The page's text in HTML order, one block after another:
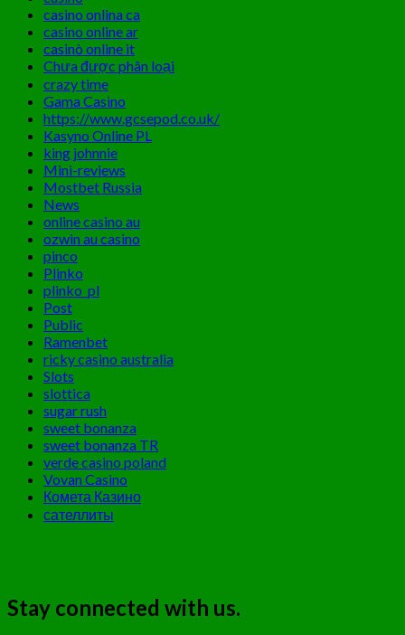
casino onlina ca
casino online ar
casinò online it
Chưa được phân loại
crazy time
Gama Casino
https://www.gcsepod.co.uk/
Kasyno Online PL
king johnnie
Mini-reviews
Mostbet Russia
News
online casino au
ozwin au casino
pinco
Plinko
plinko_pl
Post
Public
Ramenbet
ricky casino australia
Slots
slottica
sugar rush
sweet bonanza
sweet bonanza TR
verde casino poland
Vovan Casino
Комета Казино
сателлиты
Stay connected with us.